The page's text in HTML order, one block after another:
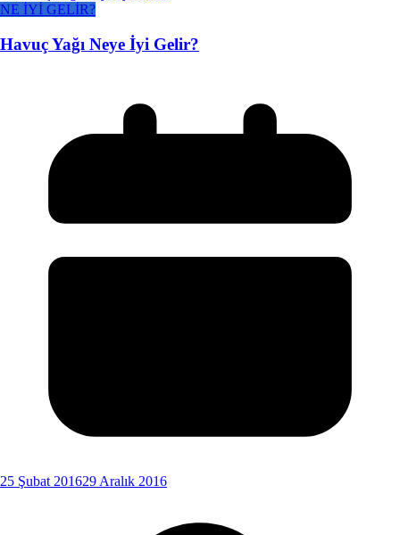
NE İYİ GELİR?
Havuç Yağı Neye İyi Gelir?
25 Şubat 201629 Aralık 2016